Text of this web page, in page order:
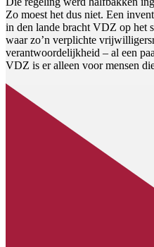
Zo moest het dus niet. Een
in den lande bracht VDZ op het
waar zo’n verplichte
verantwoordelijkheid – al een
VDZ is er alleen voor mensen